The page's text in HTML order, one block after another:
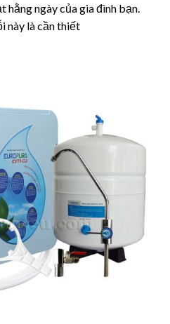
hằng ngày của gia đình bạn.
này là cần thiết